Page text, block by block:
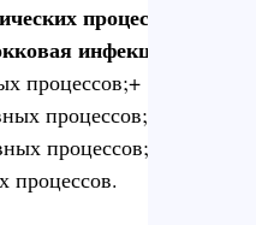
процессов в
инфекция?
процессов;+
процессов;+
процессов;
процессов.